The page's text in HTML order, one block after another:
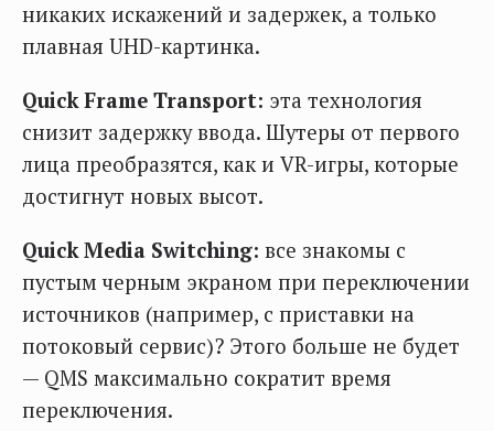
никаких искажений и задержек, а только
плавная UHD-картинка.
Quick Frame Transport: эта технология
снизит задержку ввода. Шутеры от первого
лица преобразятся, как и VR-игры, которые
достигнут новых высот.
Quick Media Switching: все знакомы с
пустым черным экраном при переключении
источников (например, с приставки на
потоковый сервис)? Этого больше не будет
— QMS максимально сократит время
переключения.